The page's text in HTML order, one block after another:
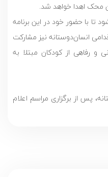
محک اهدا خواهد شد.
تا با حضور خود در این برنامه
انسان‌دوستانه نیز مشارکت
و رفاهی از کودکان مبتلا به
پس از برگزاری مراسم اعلام